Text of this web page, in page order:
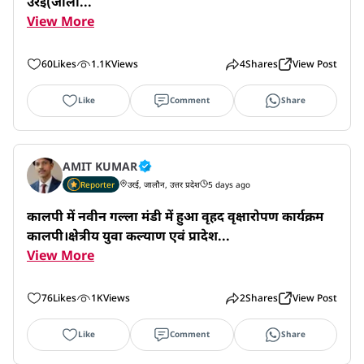
View More
60Likes 1.1KViews 4Shares View Post
Like Comment Share
AMIT KUMAR
Reporter उरई, जालौन, उत्तर प्रदेश 5 days ago
कालपी में नवीन गल्ला मंडी में हुआ वृहद वृक्षारोपण कार्यक्रम
कालपी।क्षेत्रीय युवा कल्याण एवं प्रादेश...
View More
76Likes 1KViews 2Shares View Post
Like Comment Share